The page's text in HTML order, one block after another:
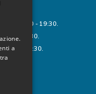
e 15:30 - 19:30.
- 19:30.
15:30 - 19:30.
GERMAN
a